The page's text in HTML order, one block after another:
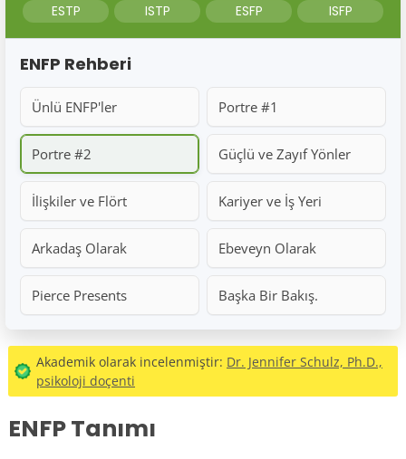
ESTP
ISTP ESFP ISFP
ENFP Rehberi
Ünlü ENFP'ler Portre #1
Portre #2 Güçlü ve Zayıf Yönler
İlişkiler ve Flört Kariyer ve İş Yeri
Arkadaş Olarak Ebeveyn Olarak
Pierce Presents Başka Bir Bakış.
Akademik olarak incelenmiştir: Dr. Jennifer Schulz, Ph.D.,
psikoloji doçenti
ENFP Tanımı